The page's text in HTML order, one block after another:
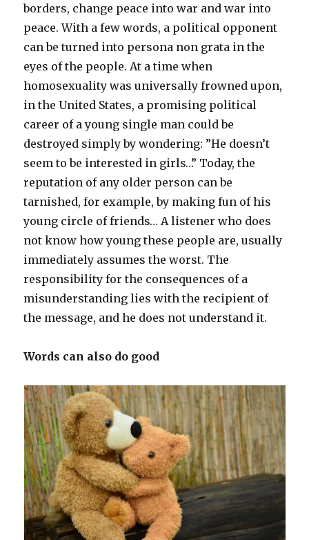
borders, change peace into war and war into
peace. With a few words, a political opponent
can be turned into persona non grata in the
eyes of the people. At a time when
homosexuality was universally frowned upon,
in the United States, a promising political
career of a young single man could be
destroyed simply by wondering: ”He doesn’t
seem to be interested in girls…” Today, the
reputation of any older person can be
tarnished, for example, by making fun of his
young circle of friends… A listener who does
not know how young these people are, usually
immediately assumes the worst. The
responsibility for the consequences of a
misunderstanding lies with the recipient of
the message, and he does not understand it.
Words can also do good